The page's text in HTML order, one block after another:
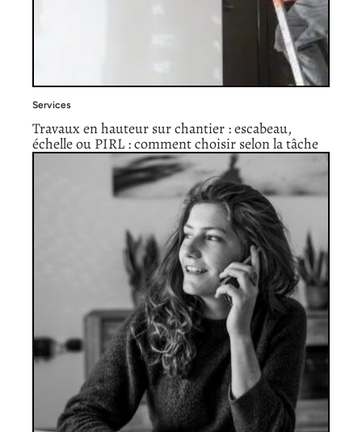
Services
Travaux en hauteur sur chantier : escabeau,
échelle ou PIRL : comment choisir selon la tâche